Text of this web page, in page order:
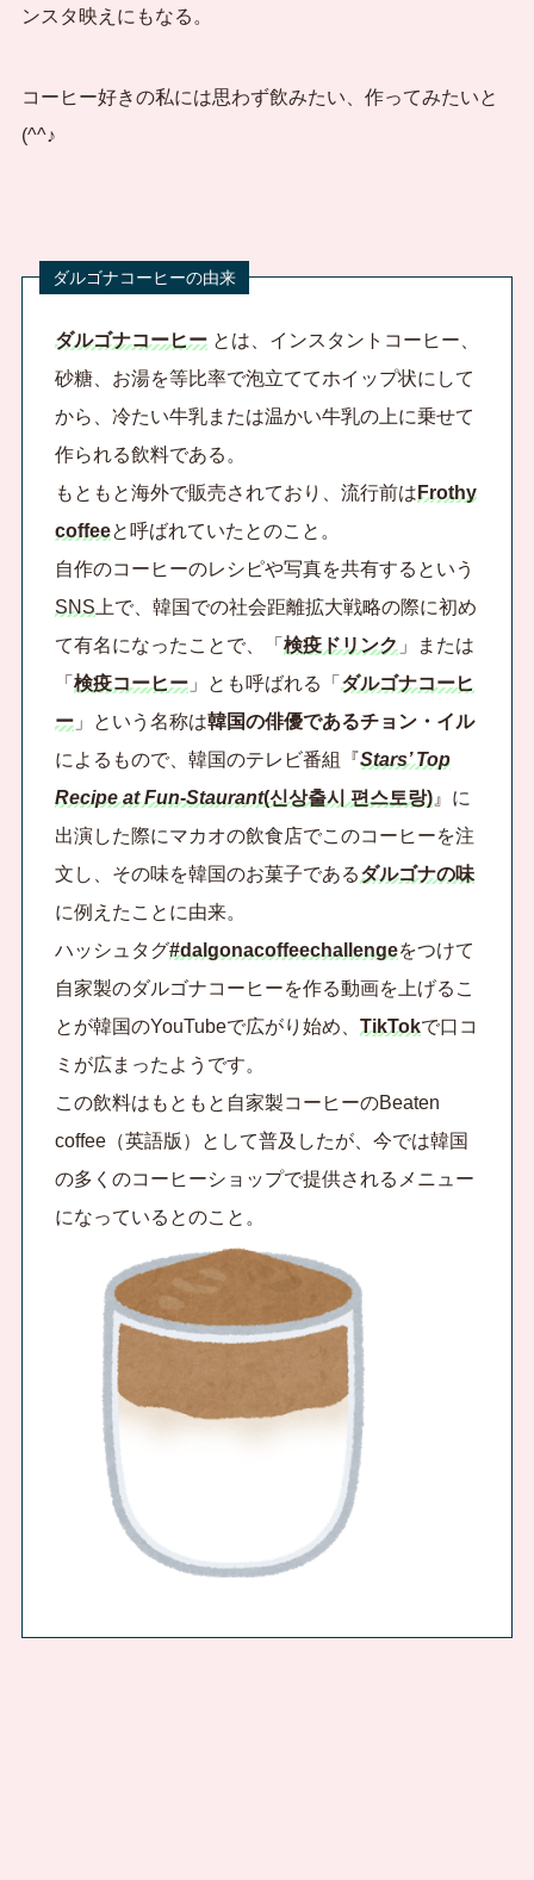
ンスタ映えにもなる。
コーヒー好きの私には思わず飲みたい、作ってみたいと
(^^♪
ダルゴナコーヒーとは、インスタントコーヒー、
砂糖、お湯を等比率で泡立ててホイップ状にして
から、冷たい牛乳または温かい牛乳の上に乗せて
作られる飲料である。
もともと海外で販売されており、流行前は Frothy
coffeeと呼ばれていたとのこと。
自作のコーヒーのレシピや写真を共有するという
SNS上で、韓国での社会距離拡大戦略の際に初め
て有名になったことで、「 検疫ドリンク」または
「 検疫コーヒー」とも呼ばれる「 ダルゴナコーヒ
ー」という名称は韓国の俳優であるチョン・イル
によるもので、韓国のテレビ番組『Stars’ Top
Recipe at Fun-Staurant(신상출시 편스토랑)』に
出演した際にマカオの飲食店でこのコーヒーを注
文し、その味を韓国のお菓子であるダルゴナの味
に例えたことに由来。
ハッシュタグ#dalgonacoffeechallengeをつけて
自家製のダルゴナコーヒーを作る動画を上げるこ
とが韓国のYouTubeで広がり始め、 TikTokで口コ
ミが広まったようです。
この飲料はもともと自家製コーヒーのBeaten
coffee（英語版）
として普及したが、今では韓国
の多くのコーヒーショップで提供されるメニュー
になっているとのこと。